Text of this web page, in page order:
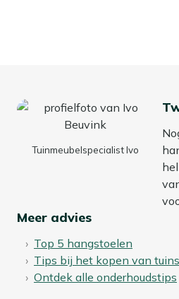
Tuinmeubelspecialist Ivo
Meer advies
Top 5 hangstoelen
Tips bij het kopen van
Ontdek alle onderhoudstips